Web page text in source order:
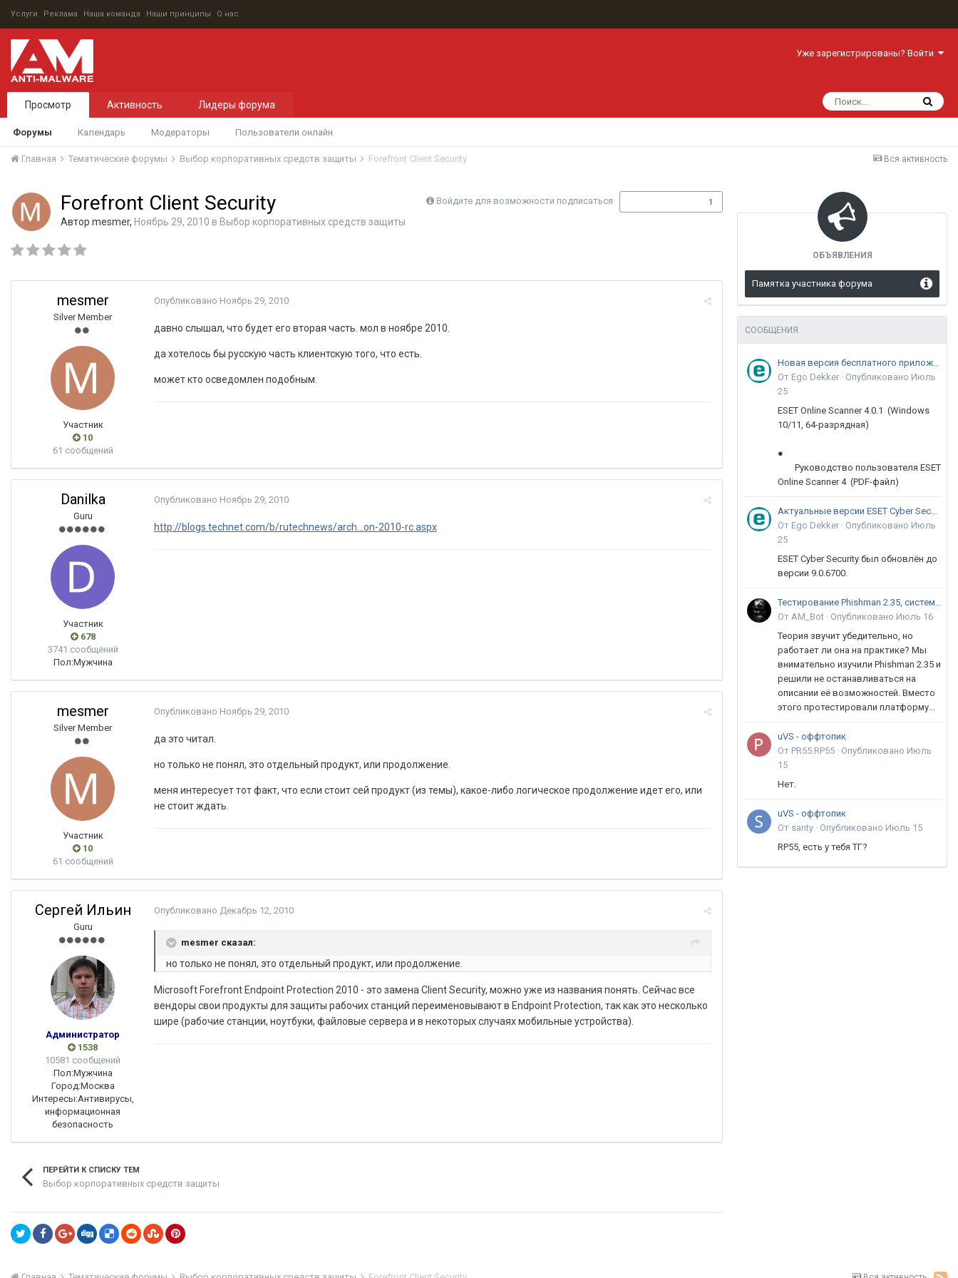
Услуги Реклама Наша команда Наши принципы О нас
Уже зарегистрированы? Войти
Просмотр
Форумы Календарь Модераторы Пользователи онлайн
Активность Лидеры форума
Вся активность
Главная Тематические форумы Выбор корпоративных средств защиты Forefront Client Security
Войдите для возможности подписаться 1
Forefront Client Security
Автор mesmer, Ноябрь 29, 2010 в Выбор корпоративных средств защиты
mesmer
Silver Member
Участник
10
61 сообщений
Опубликовано Ноябрь 29, 2010
давно слышал, что будет его вторая часть. мол в ноябре 2010.
да хотелось бы русскую часть клиентскую того, что есть.
может кто осведомлен подобным.
Danilka
Guru
Участник
678
3741 сообщений
Пол:Мужчина
Опубликовано Ноябрь 29, 2010
http://blogs.technet.com/b/rutechnews/arch...on-2010-rc.aspx
mesmer
Silver Member
Участник
10
61 сообщений
Опубликовано Ноябрь 29, 2010
да это читал.
но только не понял, это отдельный продукт, или продолжение.
меня интересует тот факт, что если стоит сей продукт (из темы), какое-либо логическое продолжение идет его, или
не стоит ждать.
Сергей Ильин
Guru
Администратор
1538
10581 сообщений
Пол:Мужчина
Город:Москва
Интересы:Антивирусы,
информационная
безопасность
Опубликовано Декабрь 12, 2010
mesmer сказал:
но только не понял, это отдельный продукт, или продолжение.
Microsoft Forefront Endpoint Protection 2010 - это замена Client Security, можно уже из названия понять. Сейчас все
вендоры свои продукты для защиты рабочих станций переименовывают в Endpoint Protection, так как это несколько
шире (рабочие станции, ноутбуки, файловые сервера и в некоторых случаях мобильные устройства).
ПЕРЕЙТИ К СПИСКУ ТЕМ
Выбор корпоративных средств защиты
ОБЪЯВЛЕНИЯ
Памятка участника форума
СООБЩЕНИЯ
Новая версия бесплатного приложения ESET Online Scanner доступна пользователям
От Ego Dekker · Опубликовано Июль
25
ESET Online Scanner 4.0.1 (Windows
10/11, 64-разрядная)
●
Руководство пользователя ESET
Online Scanner 4 (PDF-файл)
Актуальные версии ESET Cyber Security 9
От Ego Dekker · Опубликовано Июль
25
ESET Cyber Security был обновлён до
версии 9.0.6700.
Тестирование Phishman 2.35, системы повышения осведомлённости пользователей в сфере ИБ
От AM_Bot · Опубликовано Июль 16
Теория звучит убедительно, но
работает ли она на практике? Мы
внимательно изучили Phishman 2.35 и
решили не останавливаться на
описании её возможностей. Вместо
этого протестировали платформу...
uVS - оффтопик
От PR55.RP55 · Опубликовано Июль
15
Нет.
uVS - оффтопик
От santy · Опубликовано Июль 15
RP55, есть у тебя ТГ?